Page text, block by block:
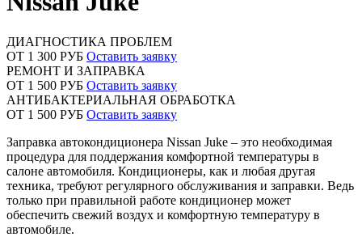
ДИАГНОСТИКА ПРОБЛЕМ
ОТ 1 300 РУБ Оставить заявку
РЕМОНТ И ЗАПРАВКА
ОТ 1 500 РУБ Оставить заявку
АНТИБАКТЕРИАЛЬНАЯ ОБРАБОТКА
ОТ 1 500 РУБ Оставить заявку
Заправка автокондиционера Nissan Juke – это необходимая
процедура для поддержания комфортной температуры в
салоне автомобиля. Кондиционеры, как и любая другая
техника, требуют регулярного обслуживания и заправки. Ведь
только при правильной работе кондиционер может
обеспечить свежий воздух и комфортную температуру в
автомобиле.